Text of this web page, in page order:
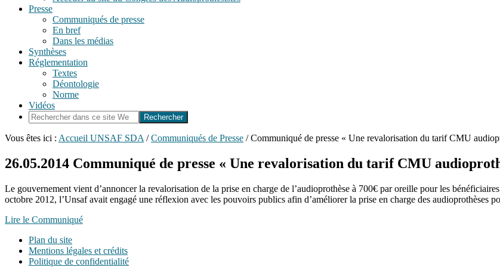
Presse
Communiqués de presse
En bref
Dans les médias
Synthèses
Réglementation
Textes
Déontologie
Norme
Vidéos
Rechercher
dans
ce
Web
Vous êtes ici : Accueil UNSAF SDA / Communiqués de Presse /Communiqué de presse « Une revalorisation du tarif CMU
26.05.2014 Communiqué de presse « Une revalorisation du tarif CMU
Le gouvernement vient d’annoncer la revalorisation de la prise en charge de l’audioprothèse à 700€ par oreille pour les
octobre 2012, l’Unsaf avait engagé une réflexion avec les pouvoirs publics afin d’améliorer la prise en charge des audioprothèses
Lire le Communiqué
Plan du site
Mentions légales et crédits
Politique de confidentialité